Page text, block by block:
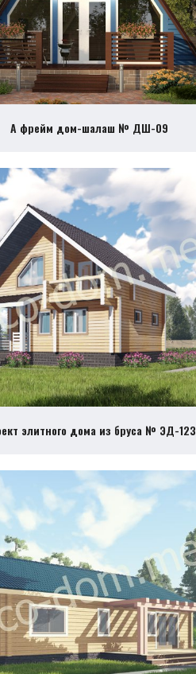
А фрейм дом-шалаш № ДШ-09
элитного дома из бруса № ЭД-123